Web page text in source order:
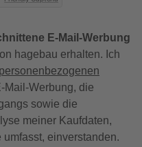
E-Mail-Werbung
hagebau erhalten. Ich
Mail-Werbung, die
sowie die
meiner Kaufdaten,
einverstanden.